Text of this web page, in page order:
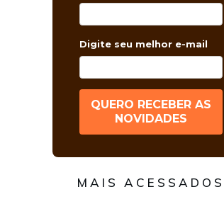
Digite seu melhor e-mail
QUERO RECEBER AS
NOVIDADES
MAIS ACESSADOS